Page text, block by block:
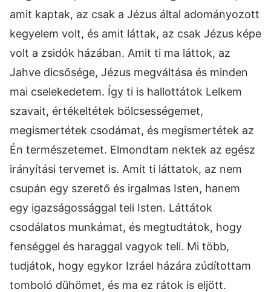
amit kaptak, az csak a Jézus által adományozott
kegyelem volt, és amit láttak, az csak Jézus képe
volt a zsidók házában. Amit ti ma láttok, az
Jahve dicsősége, Jézus megváltása és minden
mai cselekedetem. Így ti is hallottátok Lelkem
szavait, értékeltétek bölcsességemet,
megismertétek csodámat, és megismertétek az
Én természetemet. Elmondtam nektek az egész
irányítási tervemet is. Amit ti láttatok, az nem
csupán egy szerető és irgalmas Isten, hanem
egy igazságossággal teli Isten. Láttátok
csodálatos munkámat, és megtudtátok, hogy
fenséggel és haraggal vagyok teli. Mi több,
tudjátok, hogy egykor Izráel házára zúdítottam
tomboló dühömet, és ma ez rátok is eljött.